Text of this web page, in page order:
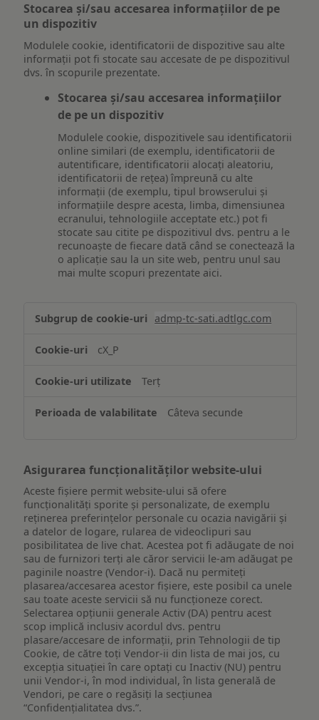
Stocarea și/sau accesarea informațiilor de pe
un dispozitiv
Modulele cookie, identificatorii de dispozitive sau alte
informații pot fi stocate sau accesate de pe dispozitivul
dvs. în scopurile prezentate.
Stocarea și/sau accesarea informațiilor
de pe un dispozitiv
Modulele cookie, dispozitivele sau identificatorii
online similari (de exemplu, identificatorii de
autentificare, identificatorii alocați aleatoriu,
identificatorii de rețea) împreună cu alte
informații (de exemplu, tipul browserului și
informațiile despre acesta, limba, dimensiunea
ecranului, tehnologiile acceptate etc.) pot fi
stocate sau citite pe dispozitivul dvs. pentru a le
recunoaște de fiecare dată când se conectează la
o aplicație sau la un site web, pentru unul sau
mai multe scopuri prezentate aici.
și/sau
informațiilor
pe
dispozitiv
admp-tc-sati.adtlgc.com
cX_P
Terț
Câteva secunde
Asigurarea funcționalităților website-ului
Aceste fișiere permit website-ului să ofere
funcționalități sporite și personalizate, de exemplu
reţinerea preferinţelor personale cu ocazia navigării și
a datelor de logare, rularea de videoclipuri sau
posibilitatea de live chat. Acestea pot fi adăugate de noi
sau de furnizori terți ale căror servicii le-am adăugat pe
paginile noastre (Vendor-i). Dacă nu permiteți
plasarea/accesarea acestor fișiere, este posibil ca unele
sau toate aceste servicii să nu funcționeze corect.
Selectarea opțiunii generale Activ (DA) pentru acest
scop implică inclusiv acordul dvs. pentru
plasare/accesare de informații, prin Tehnologii de tip
Cookie, de către toți Vendor-ii din lista de mai jos, cu
excepția situației în care optați cu Inactiv (NU) pentru
unii Vendor-i, în mod individual, în lista generală de
Vendori, pe care o regăsiți la secțiunea
“Confidențialitatea dvs.”.